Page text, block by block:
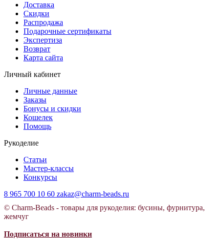
Доставка
Скидки
Распродажа
Подарочные сертификаты
Экспертиза
Возврат
Карта сайта
Личный кабинет
Личные данные
Заказы
Бонусы и скидки
Кошелек
Помощь
Рукоделие
Статьи
Мастер-классы
Конкурсы
8 965 700 10 60 zakaz@charm-beads.ru
© Charm-Beads - товары для рукоделия: бусины, фурнитура,
жемчуг
Подписаться на новинки